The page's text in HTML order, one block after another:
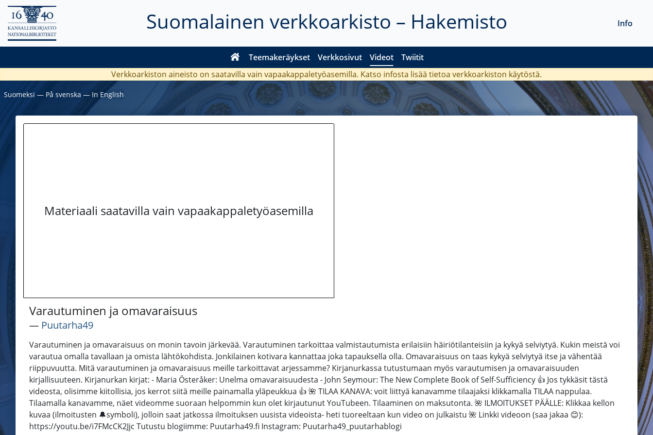
Suomalainen verkkoarkisto – Hakemisto
Teemakeräykset Verkkosivut Videot Twiitit
Info
Verkkoarkiston aineisto on saatavilla vain vapaakappaletyöasemilla. Katso infosta lisää tietoa verkkoarkiston käytöstä.
Suomeksi ― På svenska ― In English
Materiaali saatavilla vain vapaakappaletyöasemilla
Varautuminen ja omavaraisuus
― Puutarha49
Varautuminen ja omavaraisuus on monin tavoin järkevää. Varautuminen tarkoittaa valmistautumista erilaisiin häiriötilanteisiin ja kykyä selviytyä. Kukin meistä voi
varautua omalla tavallaan ja omista lähtökohdista. Jonkilainen kotivara kannattaa joka tapauksella olla. Omavaraisuus on taas kykyä selviytyä itse ja vähentää
riippuvuutta. Mitä varautuminen ja omavaraisuus meille tarkoittavat arjessamme? Kirjanurkassa tutustumaan myös varautumisen ja omavaraisuuden
kirjallisuuteen. Kirjanurkan kirjat: - Maria Österåker: Unelma omavaraisuudesta - John Seymour: The New Complete Book of Self-Sufficiency 👍 Jos tykkäsit tästä
videosta, olisimme kiitollisia, jos kerrot siitä meille painamalla yläpeukkua 👍 🌺 TILAA KANAVA: voit liittyä kanavamme tilaajaksi klikkamalla TILAA nappulaa.
Tilaamalla kanavamme, näet videomme suoraan helpommin kun olet kirjautunut YouTubeen. Tilaaminen on maksutonta. 🌺 ILMOITUKSET PÄÄLLE: Klikkaa kellon
kuvaa (ilmoitusten 🔔symboli), jolloin saat jatkossa ilmoituksen uusista videoista- heti tuoreeltaan kun video on julkaistu 🌺 Linkki videoon (saa jakaa 😊):
https://youtu.be/i7FMcCK2Jjc Tutustu blogiimme: Puutarha49.fi Instagram: Puutarha49_puutarhablogi